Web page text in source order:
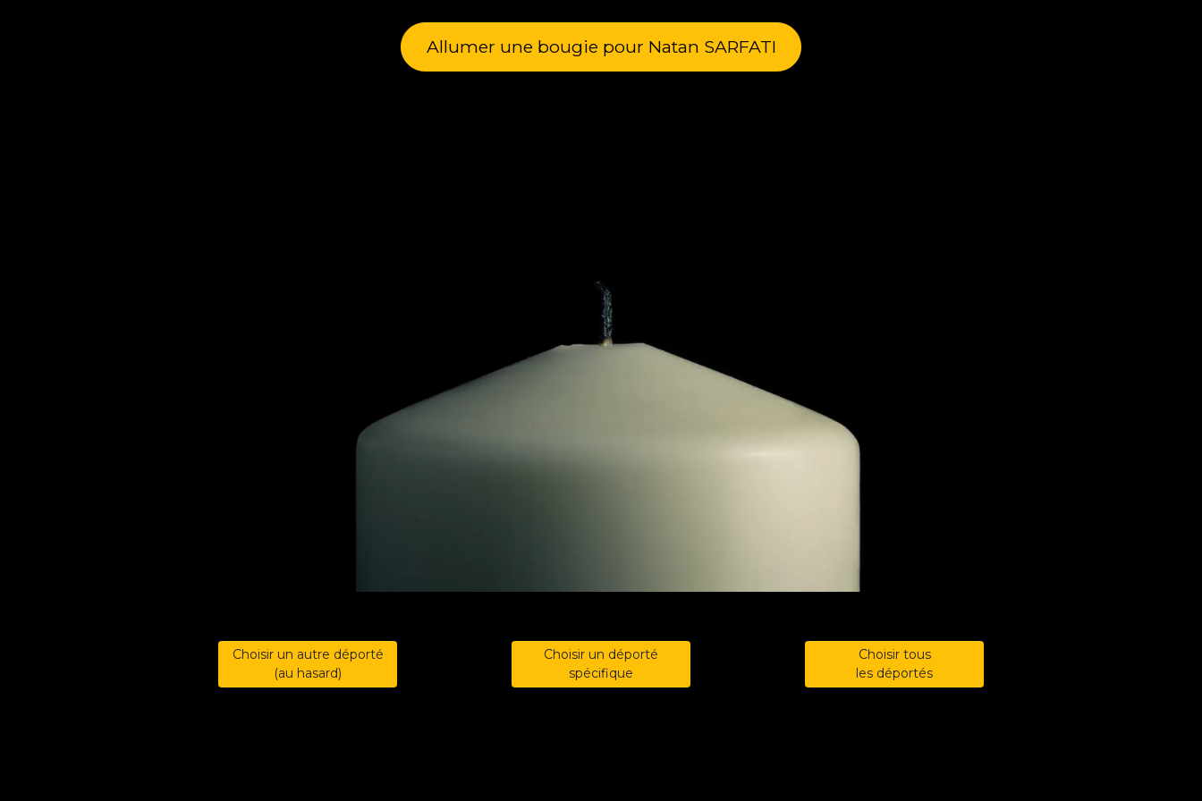
Allumer une bougie pour Natan SARFATI
Choisir un autre déporté
(au hasard)
Choisir un déporté
spécifique
Choisir tous
les déportés